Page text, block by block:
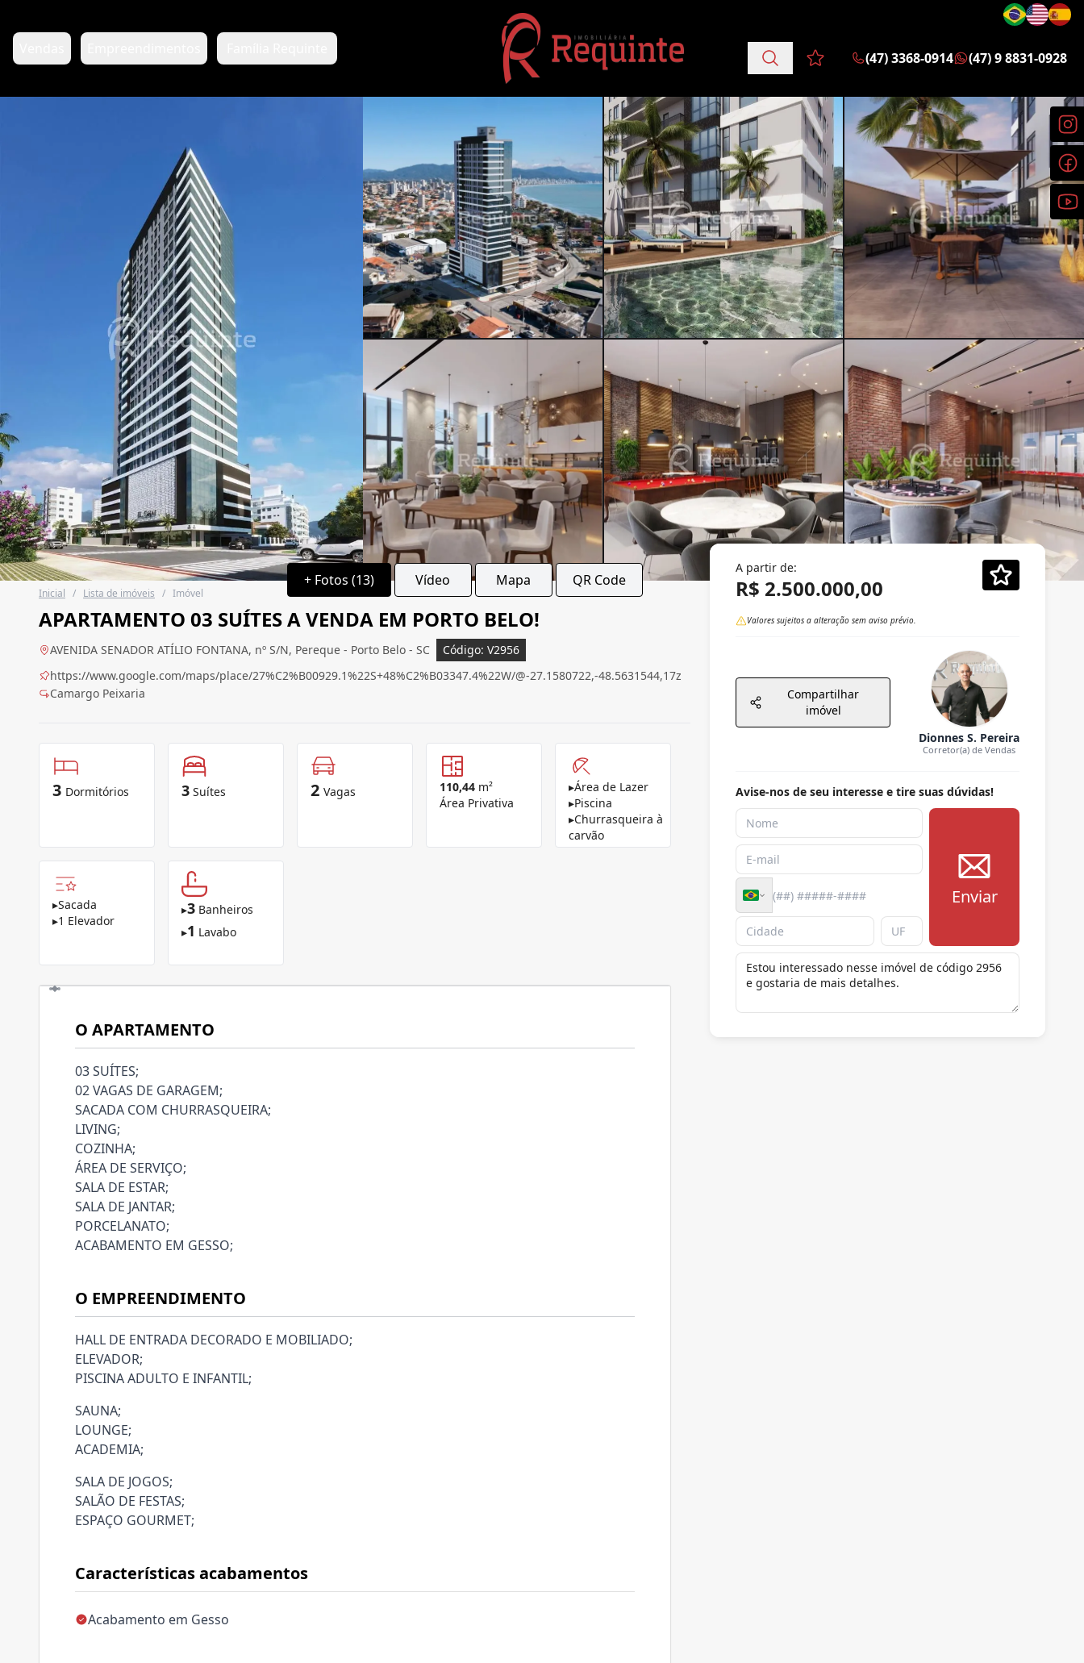
Favoritos (0 itens)
(47) 3368-0914 (47) 9 8831-0928
+ Fotos (13) Vídeo Mapa QR Code
Inicial / Lista de imóveis / Imóvel
APARTAMENTO 03 SUÍTES A VENDA EM PORTO BELO!
AVENIDA SENADOR ATÍLIO FONTANA, nº S/N, Pereque - Porto Belo - SC
Código: V2956
https://www.google.com/maps/place/27%C2%B00929.1%22S+48%C2%B03347.4%22W/@-27.1580722,-48.5631544,17z
Camargo Peixaria
3 Dormitórios 3 Suítes 2 Vagas 110,44 m²
Área Privativa
▸Área de Lazer
▸Piscina
▸Churrasqueira à
carvão
▸Sacada
▸1 Elevador
▸3 Banheiros
▸1 Lavabo
Características acabamentos
Acabamento em Gesso
O APARTAMENTO
03 SUÍTES;
02 VAGAS DE GARAGEM;
SACADA COM CHURRASQUEIRA;
LIVING;
COZINHA;
ÁREA DE SERVIÇO;
SALA DE ESTAR;
SALA DE JANTAR;
PORCELANATO;
ACABAMENTO EM GESSO;
O EMPREENDIMENTO
HALL DE ENTRADA DECORADO E MOBILIADO;
ELEVADOR;
PISCINA ADULTO E INFANTIL;
SAUNA;
LOUNGE;
ACADEMIA;
SALA DE JOGOS;
SALÃO DE FESTAS;
ESPAÇO GOURMET;
A partir de:
R$ 2.500.000,00
Valores sujeitos a alteração sem aviso prévio.
Compartilhar
imóvel
Dionnes S. Pereira
Corretor(a) de Vendas
Avise-nos de seu interesse e tire suas dúvidas!
Enviar